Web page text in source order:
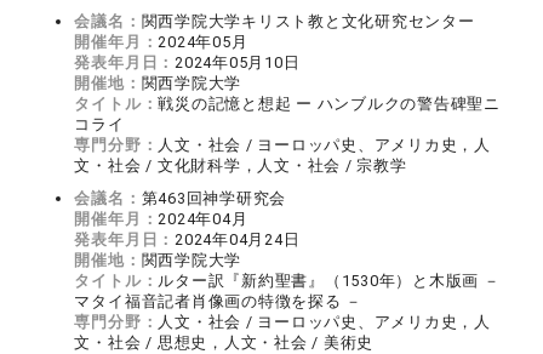
会議名： 関西学院大学キリスト教と文化研究センター
開催年月：2024年05月
発表年月日：2024年05月10日
開催地： 関西学院大学
タイトル：戦災の記憶と想起 ー ハンブルクの警告碑聖ニ
コライ
専門分野： 人文・社会 / ヨーロッパ史、アメリカ史，人
文・社会 / 文化財科学，人文・社会 / 宗教学
会議名： 第463回神学研究会
開催年月：2024年04月
発表年月日：2024年04月24日
開催地： 関西学院大学
タイトル： ルター訳『新約聖書』（1530年）と木版画 －
マタイ福音記者肖像画の特徴を探る －
専門分野： 人文・社会 / ヨーロッパ史、アメリカ史，人
文・社会 / 思想史，人文・社会 / 美術史